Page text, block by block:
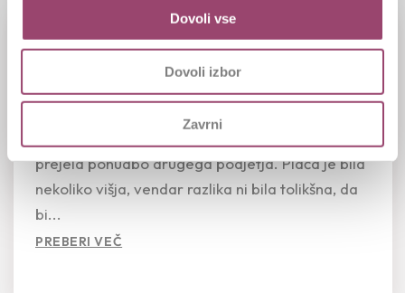
Dovoli vse
Dovoli izbor
Zavrni
05.08.2026
prejela ponudbo drugega podjetja. Plača je bila
nekoliko višja, vendar razlika ni bila tolikšna, da
bi...
PREBERI VEČ